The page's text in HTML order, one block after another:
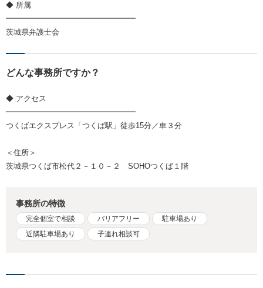
◆ 所属
━━━━━━━━━━━━━━━━━
茨城県弁護士会
どんな事務所ですか？
◆ アクセス
━━━━━━━━━━━━━━━━━
つくばエクスプレス「つくば駅」徒歩15分／車３分
＜住所＞
茨城県つくば市松代２－１０－２ SOHOつくば１階
事務所の特徴
完全個室で相談 バリアフリー
駐車場あり
近隣駐車場あり
子連れ相談可